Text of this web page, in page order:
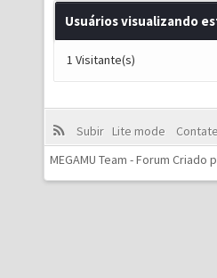
Usuários visualizando
1 Visitante(s)
Subir Lite mode
MEGAMU Team - Forum Criado